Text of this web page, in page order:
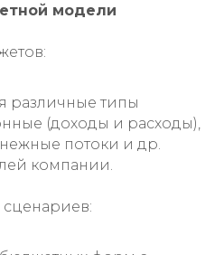
модели
различные типы
(доходы и расходы),
потоки и др.
компании.